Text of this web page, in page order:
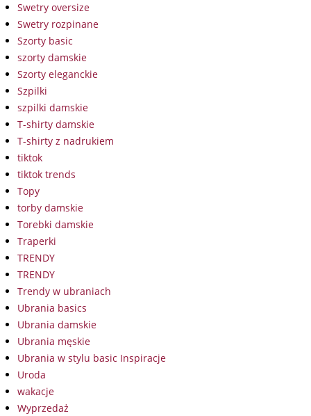
Swetry oversize
Swetry rozpinane
Szorty basic
szorty damskie
Szorty eleganckie
Szpilki
szpilki damskie
T-shirty damskie
T-shirty z nadrukiem
tiktok
tiktok trends
Topy
torby damskie
Torebki damskie
Traperki
TRENDY
TRENDY
Trendy w ubraniach
Ubrania basics
Ubrania damskie
Ubrania męskie
Ubrania w stylu basic Inspiracje
Uroda
wakacje
Wyprzedaż